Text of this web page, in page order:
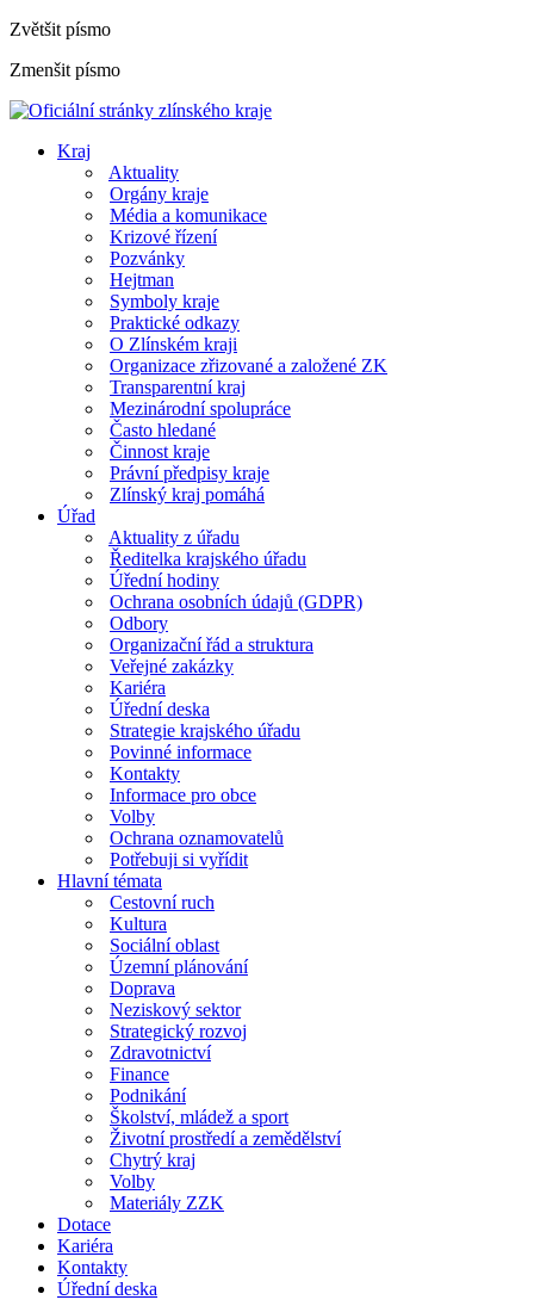
Zvětšit písmo
Zmenšit písmo
Kraj
Aktuality
Orgány kraje
Média a komunikace
Krizové řízení
Pozvánky
Hejtman
Symboly kraje
Praktické odkazy
O Zlínském kraji
Organizace zřizované a založené ZK
Transparentní kraj
Mezinárodní spolupráce
Často hledané
Činnost kraje
Právní předpisy kraje
Zlínský kraj pomáhá
Úřad
Aktuality z úřadu
Ředitelka krajského úřadu
Úřední hodiny
Ochrana osobních údajů (GDPR)
Odbory
Organizační řád a struktura
Veřejné zakázky
Kariéra
Úřední deska
Strategie krajského úřadu
Povinné informace
Kontakty
Informace pro obce
Volby
Ochrana oznamovatelů
Potřebuji si vyřídit
Hlavní témata
Cestovní ruch
Kultura
Sociální oblast
Územní plánování
Doprava
Neziskový sektor
Strategický rozvoj
Zdravotnictví
Finance
Podnikání
Školství, mládež a sport
Životní prostředí a zemědělství
Chytrý kraj
Volby
Materiály ZZK
Dotace
Kariéra
Kontakty
Úřední deska